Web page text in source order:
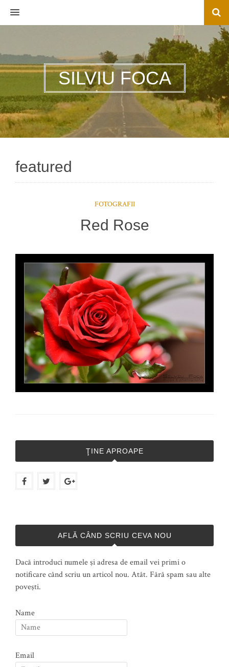
MENU
SILVIU FOCA
featured
FOTOGRAFII
Red Rose
ŢINE APROAPE
AFLĂ CÂND SCRIU CEVA NOU
Dacă introduci numele şi adresa de email vei primi o
notificare când scriu un articol nou. Atât. Fără spam sau alte
poveşti.
Name
Email